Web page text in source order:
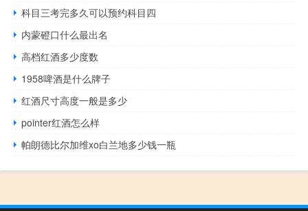
科目三考完多久可以预约科目四
内蒙磴口什么最出名
高档红酒多少度数
1958啤酒是什么牌子
红酒尺寸高度一般是多少
pointer红酒怎么样
帕朗德比尔加维xo白兰地多少钱一瓶